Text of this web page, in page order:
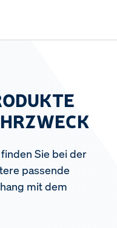
Sie bei der
passende
mit dem